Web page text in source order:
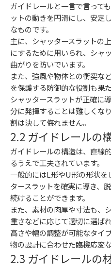
ガイドレールと一言で言って
ットの動きを円滑にし、安定
なものです。
主に、シャッタースラットの
にするために用いられ、シャ
曲がりを防いでいます。
また、強風や物体との衝突な
を保護する防御的な役割も果
シャッタースラットが正確に
分に発揮することは難しくな
割は決して侮れません。
2.2 ガイドレールの
ガイドレールの構造は、直線
るうえで工夫されています。
一般的にはL形やU形の形状を
タースラットを確実に導き、
続けることができます。
また、素材の肉厚や寸法も、
重さなどに応じて適切に選ばれ
高さや幅の調整が可能なタイ
物の設計に合わせた臨機応変
2.3 ガイドレールの